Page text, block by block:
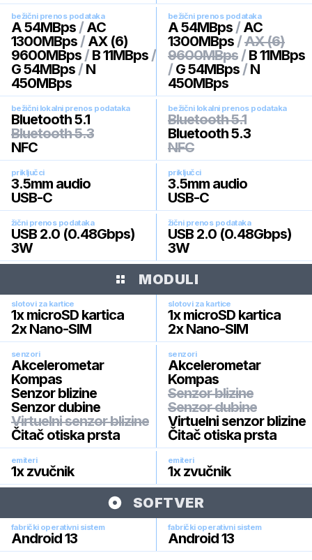
bežični prenos podataka
A 54MBps / AC
1300MBps / AX (6)
9600MBps / B 11MBps /
G 54MBps / N
450MBps
bežični prenos podataka
A 54MBps / AC
1300MBps /AX (6)
9600MBps / B 11MBps
/ G 54MBps / N
450MBps
bežični lokalni prenos podataka
Bluetooth 5.1
Bluetooth 5.3
NFC
bežični lokalni prenos podataka
Bluetooth 5.1
Bluetooth 5.3
NFC
priključci
3.5mm audio
USB-C
priključci
3.5mm audio
USB-C
žični prenos podataka
USB 2.0 (0.48Gbps)
3W
žični prenos podataka
USB 2.0 (0.48Gbps)
3W
MODULI
slotovi za kartice
1x microSD kartica
2x Nano-SIM
slotovi za kartice
1x microSD kartica
2x Nano-SIM
senzori
Akcelerometar
Kompas
Senzor blizine
Senzor dubine
Virtuelni senzor blizine
Čitač otiska prsta
senzori
Akcelerometar
Kompas
Senzor blizine
Senzor dubine
Virtuelni senzor blizine
Čitač otiska prsta
emiteri
1x zvučnik
emiteri
1x zvučnik
SOFTVER
fabrički operativni sistem
Android 13
fabrički operativni sistem
Android 13